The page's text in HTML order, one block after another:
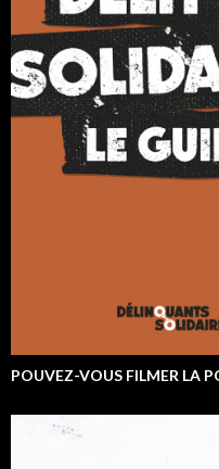
POUVEZ-VOUS FILMER LA